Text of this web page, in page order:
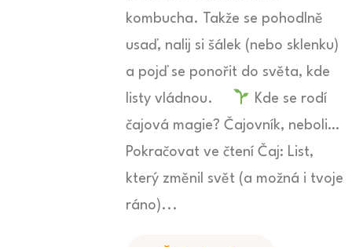
kombucha. Takže se pohodlně
usaď, nalij si šálek (nebo sklenku)
a pojď se ponořit do světa, kde
listy vládnou.
Kde se rodí
čajová magie? Čajovník, neboli…
Pokračovat ve čtení Čaj: List,
který změnil svět (a možná i tvoje
ráno)...